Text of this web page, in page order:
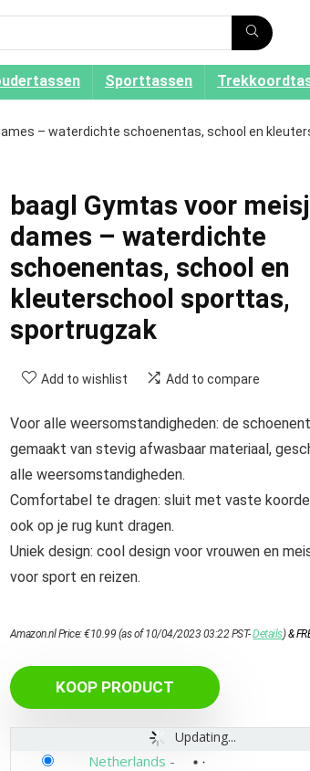
Sporttassen
– waterdichte schoenentas, school en
baagl Gymtas voor
dames – waterdichte
schoenentas, school en
kleuterschool sporttas,
sportrugzak
Add to wishlist Add to compare
Voor alle weersomstandigheden: de
gemaakt van stevig afwasbaar materiaal,
alle weersomstandigheden.
Comfortabel te dragen: sluit met vaste
ook op je rug kunt dragen.
Uniek design: cool design voor vrouwen en
voor sport en reizen.
Amazon.nl Price:€10.99 (as of 10/04/2023 03:22 PST-Details)&
KOOP PRODUCT
Updating...
Netherlands -